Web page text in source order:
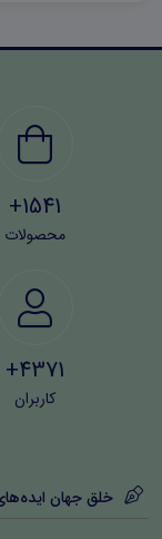
1541+
محصولات
4371+
کاربران
خلق جهان